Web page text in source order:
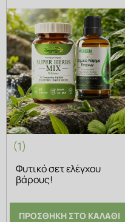
(1)
Φυτικό σετ ελέγχου
βάρους!
ΠΡΟΣΘΗΚΗ ΣΤΟ ΚΑΛΑΘΙ